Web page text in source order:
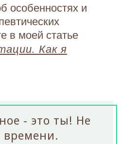
особенностях и
в моей статье
Как я
- это ты! Не
времени.